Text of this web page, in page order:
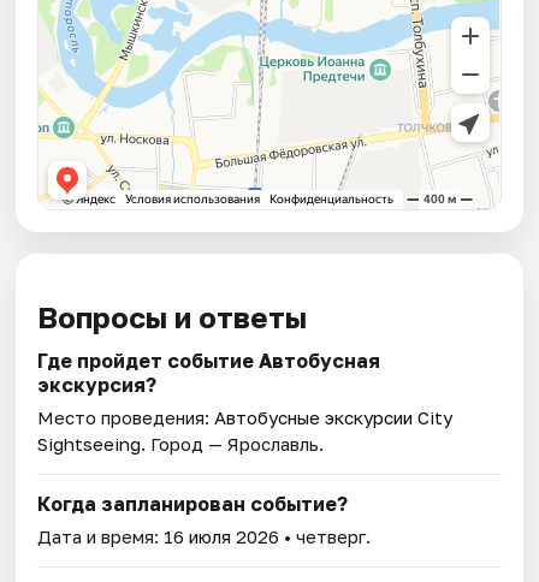
Вопросы и ответы
Где пройдет событие Автобусная
экскурсия?
Место проведения:Автобусные экскурсии City
Sightseeing. Город — Ярославль.
Когда запланирован событие?
Дата и время: 16 июля 2026 • четверг.